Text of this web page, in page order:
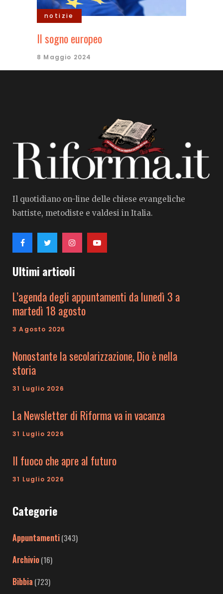
notizie
Il sogno europeo
8 Maggio 2024
Il quotidiano on-line delle chiese evangeliche
battiste, metodiste e valdesi in Italia.
Ultimi articoli
L’agenda degli appuntamenti da lunedì 3 a
martedì 18 agosto
3 Agosto 2026
Nonostante la secolarizzazione, Dio è nella
storia
31 Luglio 2026
La Newsletter di Riforma va in vacanza
31 Luglio 2026
Il fuoco che apre al futuro
31 Luglio 2026
Categorie
Appuntamenti(343)
Archivio(16)
Bibbia (723)